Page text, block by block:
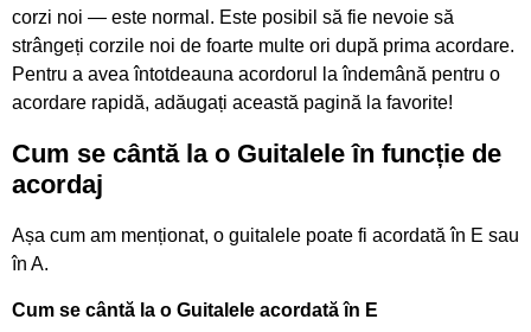
corzi noi — este normal. Este posibil să fie nevoie să
strângeți corzile noi de foarte multe ori după prima acordare.
Pentru a avea întotdeauna acordorul la îndemână pentru o
acordare rapidă, adăugați această pagină la favorite!
Cum se cântă la o Guitalele în funcție de
acordaj
Așa cum am menționat, o guitalele poate fi acordată în E sau
în A.
Cum se cântă la o Guitalele acordată în E